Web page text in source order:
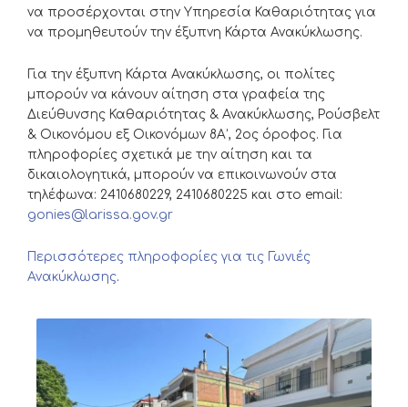
να προσέρχονται στην Υπηρεσία Καθαριότητας για
να προμηθευτούν την έξυπνη Κάρτα Ανακύκλωσης.
Για την έξυπνη Κάρτα Ανακύκλωσης, οι πολίτες
μπορούν να κάνουν αίτηση στα γραφεία της
Διεύθυνσης Καθαριότητας & Ανακύκλωσης, Ρούσβελτ
& Οικονόμου εξ Οικονόμων 8Α’, 2ος όροφος. Για
πληροφορίες σχετικά με την αίτηση και τα
δικαιολογητικά, μπορούν να επικοινωνούν στα
τηλέφωνα: 2410680229, 2410680225 και στο email:
gonies@larissa.gov.gr
Περισσότερες πληροφορίες για τις Γωνιές
Ανακύκλωσης.